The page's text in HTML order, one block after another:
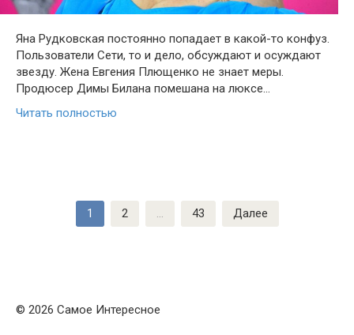
Яна Рудковская постоянно попадает в какой-то конфуз.
Пользователи Сети, то и дело, обсуждают и осуждают
звезду. Жена Евгения Плющенко не знает меры.
Продюсер Димы Билана помешана на люксе…
Читать полностью
1 2 … 43 Далее
© 2026 Самое Интересное